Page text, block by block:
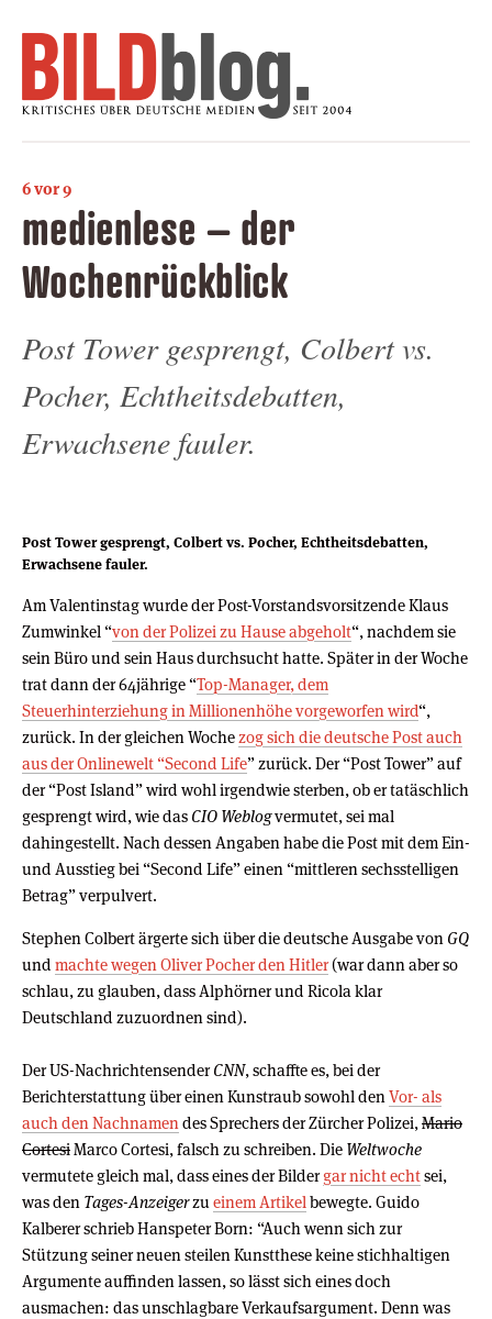
6 vor 9
medienlese – der
Wochenrückblick
Post Tower gesprengt, Colbert vs.
Pocher, Echtheitsdebatten,
Erwachsene fauler.
Post Tower gesprengt, Colbert vs. Pocher, Echtheitsdebatten,
Erwachsene fauler.
Am Valentinstag wurde der Post-Vorstandsvorsitzende Klaus
Zumwinkel “von der Polizei zu Hause abgeholt“, nachdem sie
sein Büro und sein Haus durchsucht hatte. Später in der Woche
trat dann der 64jährige “Top-Manager, dem
Steuerhinterziehung in Millionenhöhe vorgeworfen wird“,
zurück. In der gleichen Woche zog sich die deutsche Post auch
aus der Onlinewelt “Second Life” zurück. Der “Post Tower” auf
der “Post Island” wird wohl irgendwie sterben, ob er tatäschlich
gesprengt wird, wie das CIO Weblogvermutet, sei mal
dahingestellt. Nach dessen Angaben habe die Post mit dem Ein-
und Ausstieg bei “Second Life” einen “mittleren sechsstelligen
Betrag” verpulvert.
Stephen Colbert ärgerte sich über die deutsche Ausgabe von GQ
und machte wegen Oliver Pocher den Hitler(war dann aber so
schlau, zu glauben, dass Alphörner und Ricola klar
Deutschland zuzuordnen sind).
Der US-NachrichtensenderCNN, schaffte es, bei der
Berichterstattung über einen Kunstraub sowohl den Vor- als
auch den Nachnamen des Sprechers der Zürcher Polizei, Mario
CortesiMarco Cortesi, falsch zu schreiben. Die Weltwoche
vermutete gleich mal, dass eines der Bildergar nicht echtsei,
was den Tages-Anzeigerzu einem Artikel bewegte. Guido
Kalberer schrieb Hanspeter Born: “Auch wenn sich zur
Stützung seiner neuen steilen Kunstthese keine stichhaltigen
Argumente auffinden lassen, so lässt sich eines doch
ausmachen: das unschlagbare Verkaufsargument. Denn was